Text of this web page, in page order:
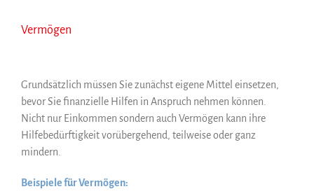
Vermögen
Grundsätzlich müssen Sie zunächst eigene Mittel einsetzen,
bevor Sie finanzielle Hilfen in Anspruch nehmen können.
Nicht nur Einkommen sondern auch Vermögen kann ihre
Hilfebedürftigkeit vorübergehend, teilweise oder ganz
mindern.
Beispiele für Vermögen: